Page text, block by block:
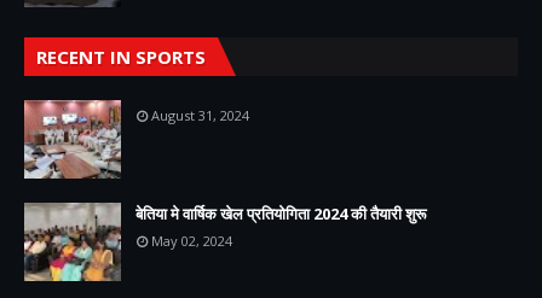
RECENT IN SPORTS
August 31, 2024
बेतिया मे वार्षिक खेल प्रतियोगिता 2024 की तैयारी शुरू
May 02, 2024